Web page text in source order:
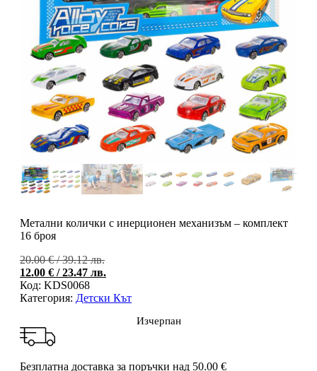
Метални колички с инерционен механизъм – комплект
16 броя
20.00€/ 39.12 лв.Original
price
20.00 €
39.12 лв..
12.00 € / 23.47 лв.
Код: KDS0068
Категория: Детски Кът
Изчерпан
Безплатна доставка за поръчки над 50.00 €